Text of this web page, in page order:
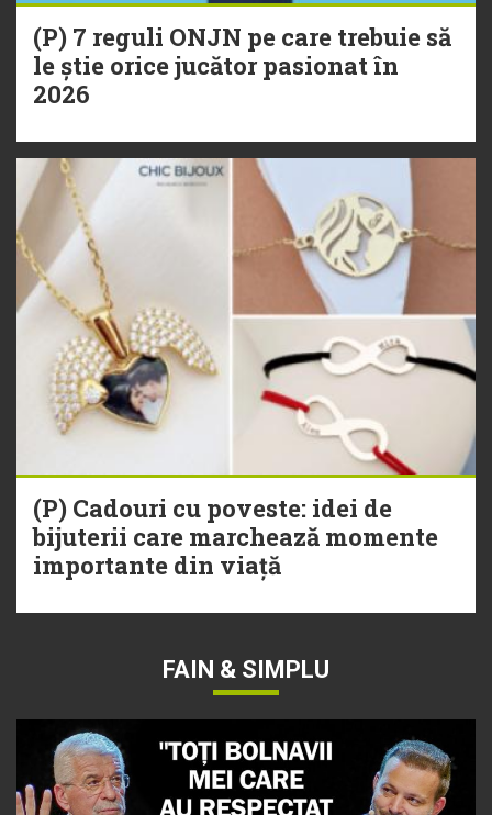
(P) 7 reguli ONJN pe care trebuie să
le știe orice jucător pasionat în
2026
(P) Cadouri cu poveste: idei de
bijuterii care marchează momente
importante din viață
FAIN & SIMPLU